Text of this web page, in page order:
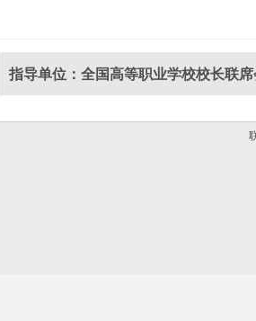
指导单位：全国高等职业学校校长联